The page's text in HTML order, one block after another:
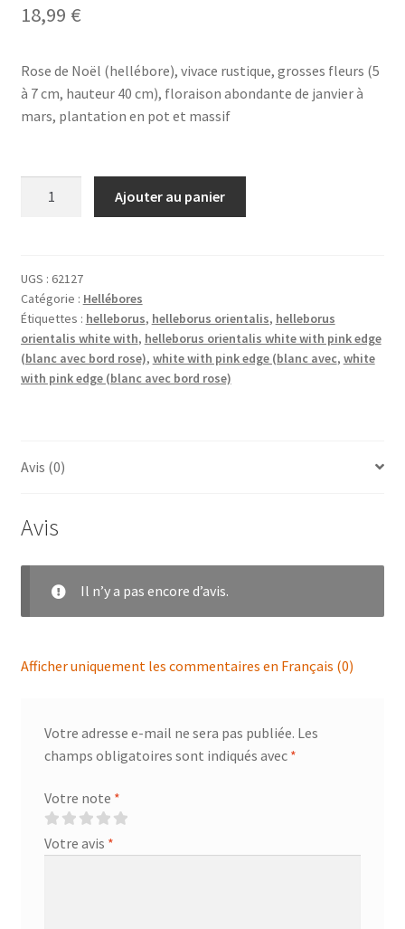
18,99 €
Rose de Noël (hellébore), vivace rustique, grosses fleurs (5
à 7 cm, hauteur 40 cm), floraison abondante de janvier à
mars, plantation en pot et massif
orientalis
'White
with
Pink
Edge'
(blanc
rose)
Ajouter au panier
UGS : 62127
Catégorie : Hellébores
Étiquettes : helleborus, helleborus orientalis, helleborus
orientalis white with, helleborus orientalis white with pink edge
(blanc avec bord rose), white with pink edge (blanc avec, white
with pink edge (blanc avec bord rose)
Avis (0)
Avis
Il n’y a pas encore d’avis.
Afficher uniquement les commentaires en Français (0)
Votre adresse e-mail ne sera pas publiée. Les
champs obligatoires sont indiqués avec *
Votre note *
Votre avis *